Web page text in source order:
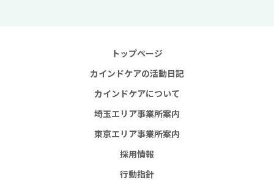
トップページ
カインドケアの活動日記
カインドケアについて
埼玉エリア事業所案内
東京エリア事業所案内
採用情報
行動指針